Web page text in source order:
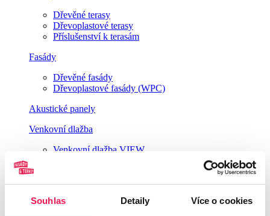
Souhlas Detaily Více o cookies
Dřevěné terasy
Dřevoplastové terasy
Příslušenství k terasám
Fasády
Dřevěné fasády
Dřevoplastové fasády (WPC)
Akustické panely
Venkovní dlažba
Venkovní dlažba VIEW
Nátěry a ošetření dřeva